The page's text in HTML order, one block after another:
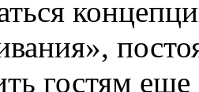
гостям